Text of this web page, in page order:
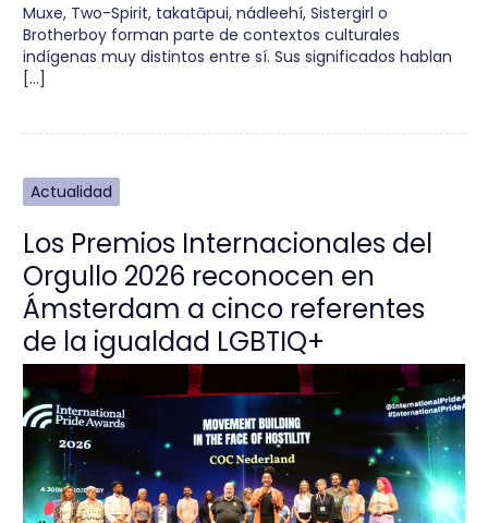
Muxe, Two-Spirit, takatāpui, nádleehí, Sistergirl o
Brotherboy forman parte de contextos culturales
indígenas muy distintos entre sí. Sus significados hablan
[…]
Actualidad
Los Premios Internacionales del
Orgullo 2026 reconocen en
Ámsterdam a cinco referentes
de la igualdad LGBTIQ+